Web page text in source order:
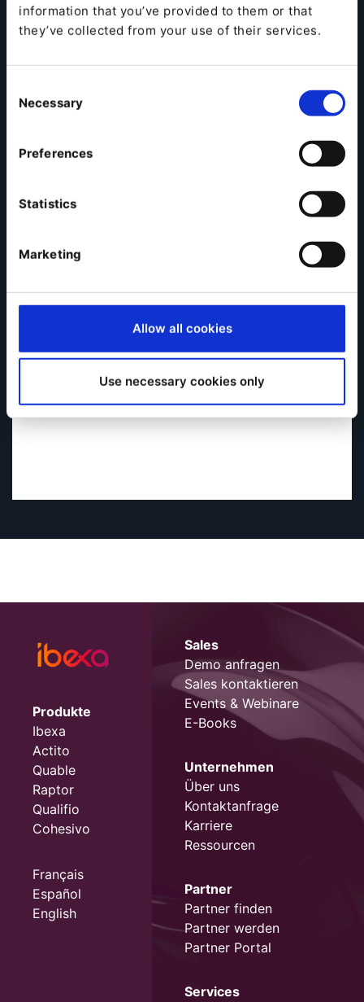
information that you’ve provided to them or that
they’ve collected from your use of their services.
Selection
Necessary
Preferences
Statistics
Marketing
Allow all cookies
Use necessary cookies only